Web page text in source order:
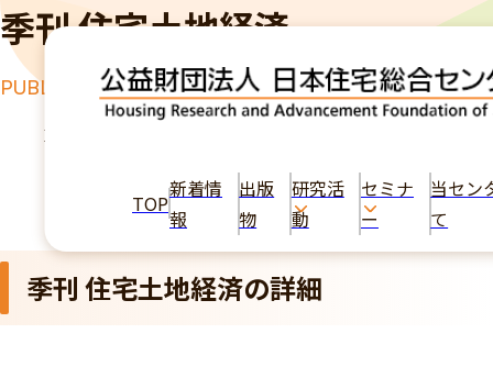
TOP
新着情
報
出版
物
研究活
動
セミナ
ー
当セン
て
季刊 住宅土地経済
PUBLICATION
TOP
季刊 住宅土地経済の詳細